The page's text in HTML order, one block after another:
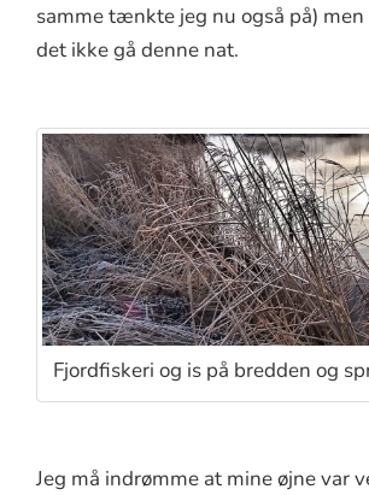
samme tænkte jeg nu også på)
det ikke gå denne nat.
Fjordfiskeri og is på bredden og
Jeg må indrømme at mine øjne var